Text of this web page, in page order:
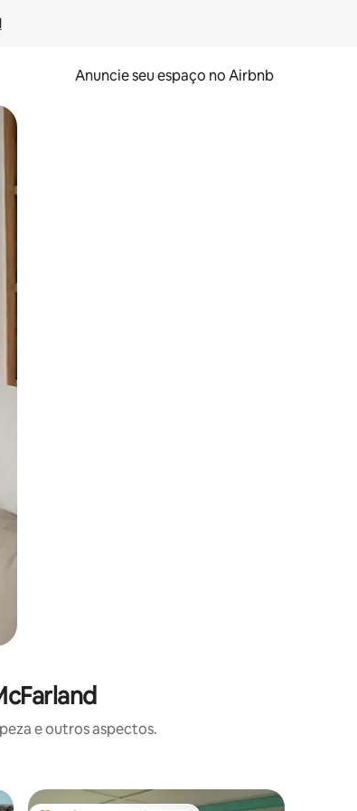
Anuncie seu espaço no Airbnb
o dedo na tela.
e outros aspectos.